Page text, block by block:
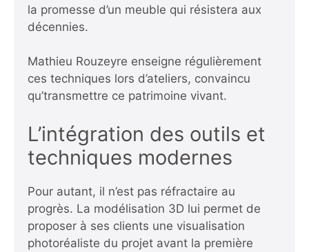
la promesse d’un meuble qui résistera aux
décennies.
Mathieu Rouzeyre enseigne régulièrement
ces techniques lors d’ateliers, convaincu
qu’transmettre ce patrimoine vivant.
L’intégration des outils et
techniques modernes
Pour autant, il n’est pas réfractaire au
progrès. La modélisation 3D lui permet de
proposer à ses clients une visualisation
photoréaliste du projet avant la première